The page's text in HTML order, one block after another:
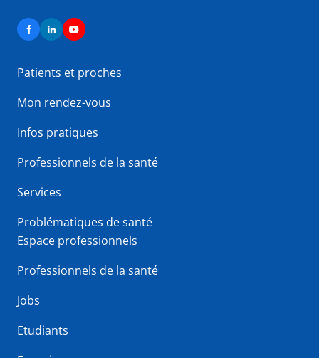
Patients et proches
Mon rendez-vous
Infos pratiques
Professionnels de la santé
Services
Problématiques de santé
Espace professionnels
Professionnels de la santé
Jobs
Etudiants